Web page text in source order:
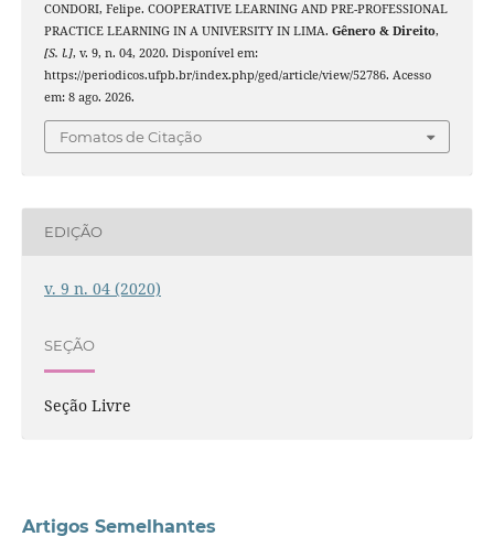
CONDORI, Felipe. COOPERATIVE LEARNING AND PRE-PROFESSIONAL
PRACTICE LEARNING IN A UNIVERSITY IN LIMA. Gênero & Direito,
[S. l.], v. 9, n. 04, 2020. Disponível em:
https://periodicos.ufpb.br/index.php/ged/article/view/52786. Acesso
em: 8 ago. 2026.
Fomatos de Citação
EDIÇÃO
v. 9 n. 04 (2020)
SEÇÃO
Seção Livre
Artigos Semelhantes